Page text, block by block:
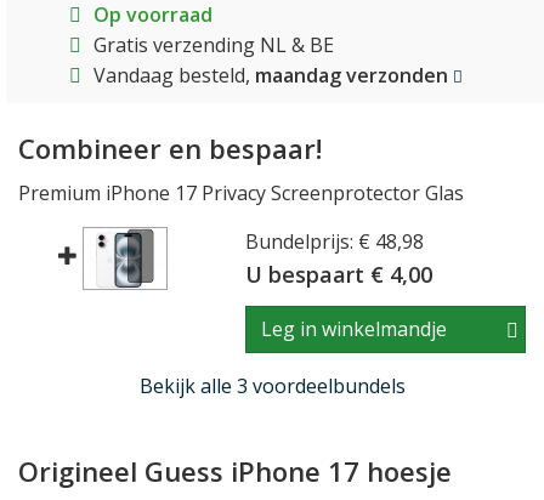
Op voorraad
Gratis verzending NL & BE
Vandaag besteld, maandag verzonden
Combineer en bespaar!
Premium iPhone 17 Privacy Screenprotector Glas
Bundelprijs: € 48,98
U bespaart € 4,00
Leg in winkelmandje
Bekijk alle 3 voordeelbundels
Origineel Guess iPhone 17 hoesje